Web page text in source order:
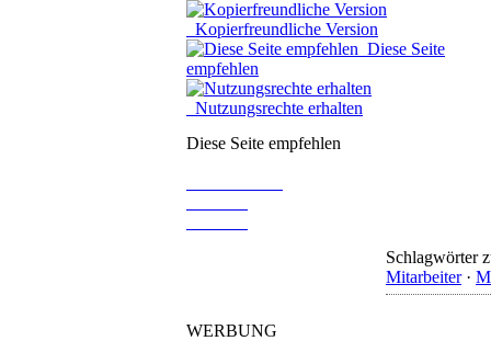
Kopierfreundliche Version
Diese Seite
empfehlen
Nutzungsrechte erhalten
Diese Seite empfehlen
Schlagwörter
Mitarbeiter·
WERBUNG